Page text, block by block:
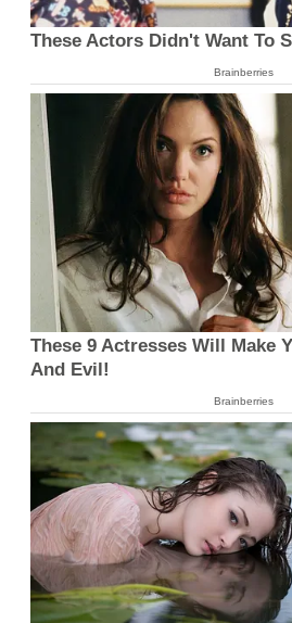
These Actors Didn't Want To
Brainberries
These 9 Actresses Will Make
And Evil!
Brainberries